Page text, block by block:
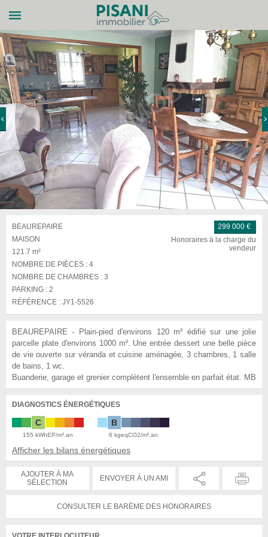
299 000 €
Honoraires à la charge du
vendeur
BEAUREPAIRE
MAISON
121.7 m²
NOMBRE DE PIÈCES : 4
NOMBRE DE CHAMBRES : 3
PARKING : 2
RÉFÉRENCE : JY1-5526
BEAUREPAIRE - Plain-pied d'environs 120 m² édifié sur une jolie
parcelle plate d'environs 1000 m². Une entrée dessert une belle pièce
de vie ouverte sur véranda et cuisine aménagée, 3 chambres, 1 salle
de bains, 1 wc.
Buanderie, garage et grenier complètent l'ensemble en parfait état. MB
DIAGNOSTICS ÉNERGÉTIQUES
C
155 kWhEP/m².an
B
6 kgeqCO2/m².an
Afficher les bilans énergétiques
AJOUTER À MA
SÉLECTION
ENVOYER À UN AMI
CONSULTER LE BARÈME DES HONORAIRES